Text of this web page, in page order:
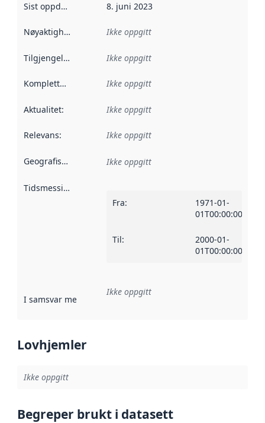
Sist oppdatert 8. juni 2023
Nøyaktighet Ikke oppgitt
Tilgjengelighet Ikke oppgitt
Kompletthet Ikke oppgitt
Aktualitet: Ikke oppgitt
Relevans: Ikke oppgitt
Geografisk avgrensning :
Ikke oppgitt
Tidsmessig avgrensning
Fra:
1971-01-
01T00:00:00Z
Til:
2000-01-
01T00:00:00Z
I samsvar med Referanse til en implementasjonsregel
Ikke oppgitt
Lovhjemler
Ikke oppgitt
Begreper brukt i datasett